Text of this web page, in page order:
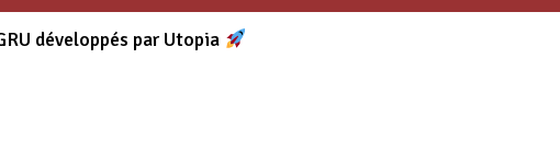
développés par Utopia